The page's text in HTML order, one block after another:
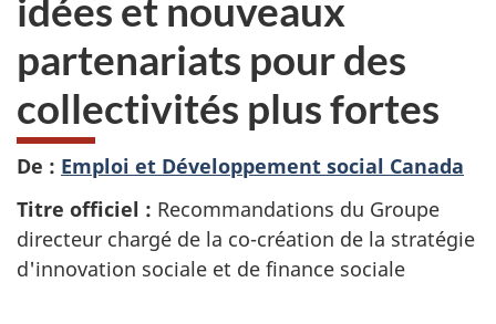
idées et nouveaux
partenariats pour des
collectivités plus fortes
De : Emploi et Développement social Canada
Titre officiel : Recommandations du Groupe
directeur chargé de la co-création de la stratégie
d'innovation sociale et de finance sociale